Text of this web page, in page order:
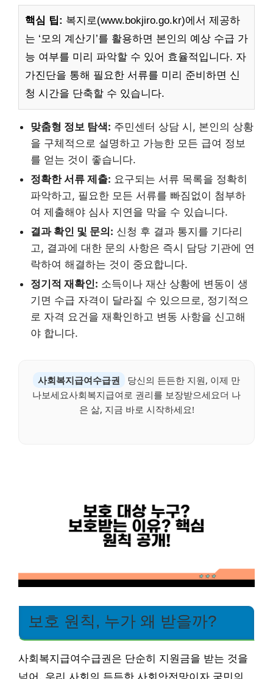
핵심 팁: 복지로(www.bokjiro.go.kr)에서 제공하
는 ‘모의 계산기’를 활용하면 본인의 예상 수급 가
능 여부를 미리 파악할 수 있어 효율적입니다. 자
가진단을 통해 필요한 서류를 미리 준비하면 신
청 시간을 단축할 수 있습니다.
맞춤형 정보 탐색: 주민센터 상담 시, 본인의 상황
을 구체적으로 설명하고 가능한 모든 급여 정보
를 얻는 것이 좋습니다.
정확한 서류 제출: 요구되는 서류 목록을 정확히
파악하고, 필요한 모든 서류를 빠짐없이 첨부하
여 제출해야 심사 지연을 막을 수 있습니다.
결과 확인 및 문의: 신청 후 결과 통지를 기다리
고, 결과에 대한 문의 사항은 즉시 담당 기관에 연
락하여 해결하는 것이 중요합니다.
정기적 재확인: 소득이나 재산 상황에 변동이 생
기면 수급 자격이 달라질 수 있으므로, 정기적으
로 자격 요건을 재확인하고 변동 사항을 신고해
야 합니다.
사회복지급여수급권
당신의 든든한 지원, 이제 만
나보세요사회복지급여로 권리를 보장받으세요더 나
은 삶, 지금 바로 시작하세요!
보호 원칙, 누가 왜 받을까?
사회복지급여수급권은 단순히 지원금을 받는 것을